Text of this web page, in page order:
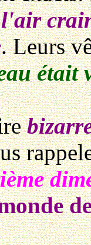
l'air
. Leurs
était